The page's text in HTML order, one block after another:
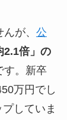
が、 公
2.1倍」の
す。新卒
万円でし
していま